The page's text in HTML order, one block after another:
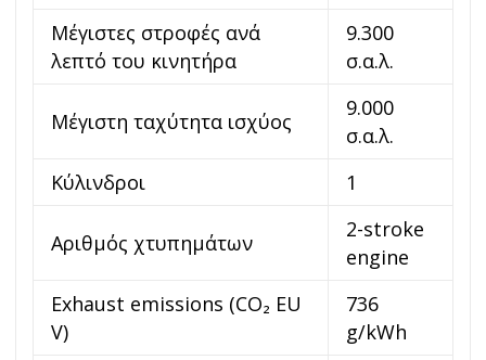
Μέγιστες στροφές ανά
λεπτό του κινητήρα
9.300
σ.α.λ.
Μέγιστη ταχύτητα ισχύος
9.000
σ.α.λ.
Κύλινδροι
1
Αριθμός χτυπημάτων
2-stroke
engine
Exhaust emissions (CO₂ EU
V)
736
g/kWh